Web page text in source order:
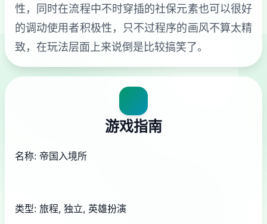
性，同时在流程中不时穿插的社保元素也可以很好
的调动使用者积极性，只不过程序的画风不算太精
致，在玩法层面上来说倒是比较搞笑了。
游戏指南
名称: 帝国入境所
类型: 旅程, 独立, 英雄扮演